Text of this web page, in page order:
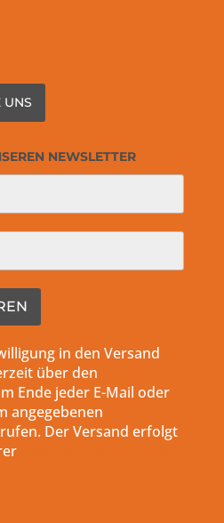
UNS
NEWSLETTER
in den Versand
über den
Ende jeder E-Mail oder
angegebenen
Der Versand erfolgt